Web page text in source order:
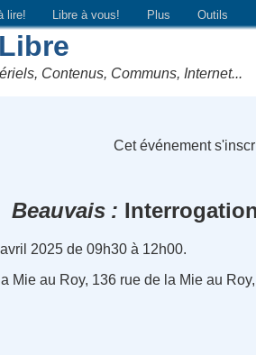
lire! Libre à vous! Plus Outils
Contenus, Communs, Internet...
Cet événement
Beauvais
2025 de 09h30 à 12h00.
Mie au Roy, 136 rue de la Mie au